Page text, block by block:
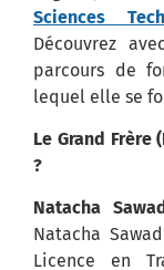
Sciences
Découvrez
parcours de
lequel elle se
Le Grand Frère
?
Natacha
Natacha
Licence en